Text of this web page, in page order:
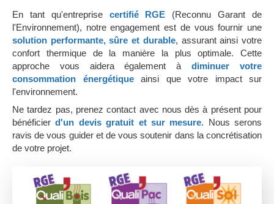
En tant qu'entreprise certifié RGE (Reconnu Garant de
l'Environnement), notre engagement est de vous fournir une
solution performante, sûre et durable, assurant ainsi votre
confort thermique de la manière la plus optimale. Cette
approche vous aidera également àdiminuer votre
consommation énergétiqueainsi que votre impact sur
l'environnement.
Ne tardez pas, prenez contact avec nous dès à présent pour
bénéficierd'un devis gratuit et sur mesure. Nous serons
ravis de vous guider et de vous soutenir dans la concrétisation
de votre projet.